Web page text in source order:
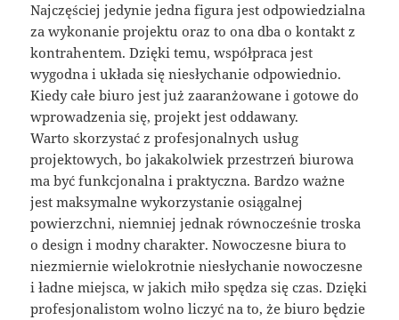
Najczęściej jedynie jedna figura jest odpowiedzialna
za wykonanie projektu oraz to ona dba o kontakt z
kontrahentem. Dzięki temu, współpraca jest
wygodna i układa się niesłychanie odpowiednio.
Kiedy całe biuro jest już zaaranżowane i gotowe do
wprowadzenia się, projekt jest oddawany.
Warto skorzystać z profesjonalnych usług
projektowych, bo jakakolwiek przestrzeń biurowa
ma być funkcjonalna i praktyczna. Bardzo ważne
jest maksymalne wykorzystanie osiągalnej
powierzchni, niemniej jednak równocześnie troska
o design i modny charakter. Nowoczesne biura to
niezmiernie wielokrotnie niesłychanie nowoczesne
i ładne miejsca, w jakich miło spędza się czas. Dzięki
profesjonalistom wolno liczyć na to, że biuro będzie